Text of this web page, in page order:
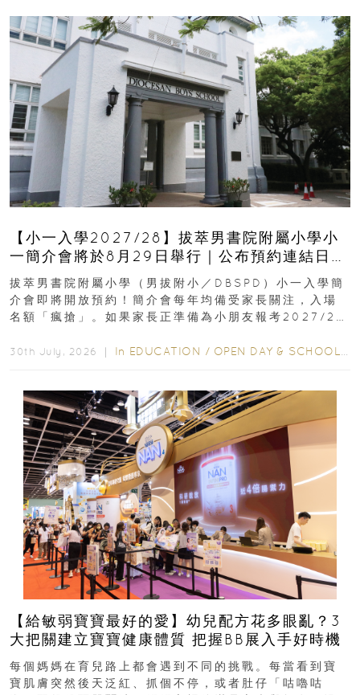
【小一入學2027/28】拔萃男書院附屬小學小
一簡介會將於8月29日舉行｜公布預約連結日期
｜更設有網上重溫
拔萃男書院附屬小學（男拔附小／DBSPD）小一入學簡
介會即將開放預約！簡介會每年均備受家長關注，入場
名額「瘋搶」。如果家長正準備為小朋友報考2027/28
30th July, 2026 ｜ In EDUCATION / OPEN DAY & SCHOOL EVENTS
【給敏弱寶寶最好的愛】幼兒配方花多眼亂？3
大把關建立寶寶健康體質 把握BB展入手好時機
每個媽媽在育兒路上都會遇到不同的挑戰。每當看到寶
寶肌膚突然後天泛紅、抓個不停，或者肚仔「咕嚕咕